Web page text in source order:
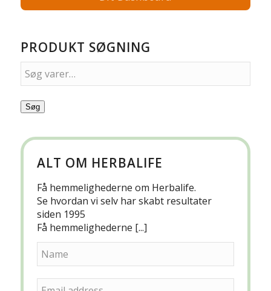
PRODUKT SØGNING
Søg
ALT OM HERBALIFE
Få hemmelighederne om Herbalife.
Se hvordan vi selv har skabt resultater
siden 1995
Få hemmelighederne [...]